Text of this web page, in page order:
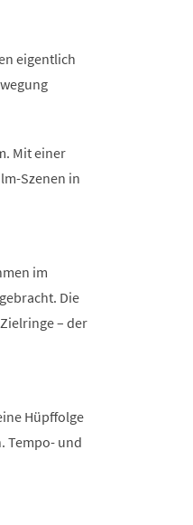
eigentlich
Mit einer
Szenen in
im
Die
– der
Hüpffolge
Tempo- und